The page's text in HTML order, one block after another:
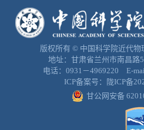
版权所有 © 中国科学院近代
地址：甘肃省兰州市南昌
电话：0931－4969220 E-
ICP备案号： 陇ICP备
甘公网安备